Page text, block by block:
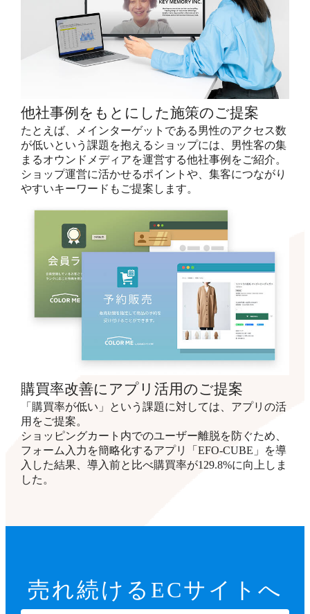
他社事例をもとにした施策のご提案
たとえば、メインターゲットである男性のアクセス数
が低いという課題を抱えるショップには、男性客の集
まるオウンドメディアを運営する他社事例をご紹介。
ショップ運営に活かせるポイントや、集客につながり
やすいキーワードもご提案します。
購買率改善にアプリ活用のご提案
「購買率が低い」という課題に対しては、アプリの活
用をご提案。
ショッピングカート内でのユーザー離脱を防ぐため、
フォーム入力を簡略化するアプリ「EFO-CUBE」を導
入した結果、導入前と比べ購買率が129.8%に向上しま
した。
売れ続ける ECサイトへ